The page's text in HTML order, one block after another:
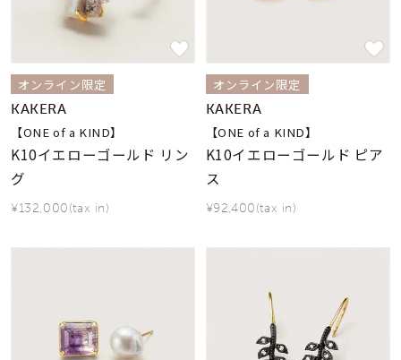
オンライン限定
KAKERA
【ONE of a KIND】
K10イエローゴールド リン
グ
¥132,000(tax in)
オンライン限定
KAKERA
【ONE of a KIND】
K10イエローゴールド ピア
ス
¥92,400(tax in)